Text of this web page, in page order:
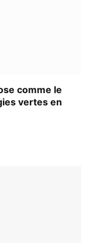
comme le
vertes en